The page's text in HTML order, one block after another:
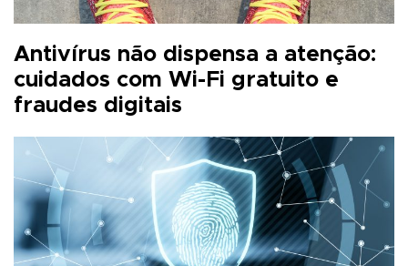
Antivírus não dispensa a atenção:
cuidados com Wi-Fi gratuito e
fraudes digitais